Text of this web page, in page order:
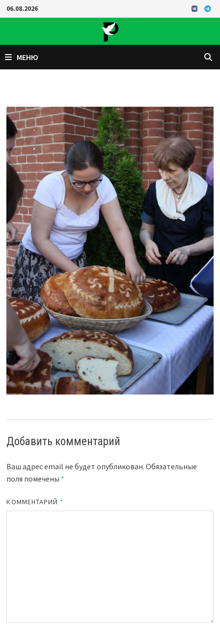
Перейти
к
06.08.2026
МЕНЮ
Добавить комментарий
Ваш адрес email не будет опубликован. Обязательные
поля помечены *
КОММЕНТАРИЙ *